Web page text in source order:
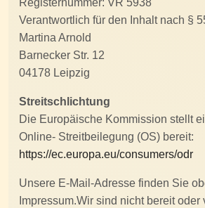
Registernummer: VR 5938
Verantwortlich für den Inhalt nach §
Martina Arnold
Barnecker Str. 12
04178 Leipzig
Streitschlichtung
Die Europäische Kommission stellt
Online- Streitbeilegung (OS) bereit:
https://ec.europa.eu/consumers/odr
Unsere E-Mail-Adresse finden Sie
Impressum.Wir sind nicht bereit oder